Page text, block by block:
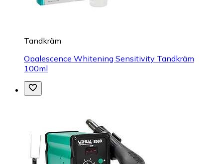
Tandkräm
Opalescence Whitening Sensitivity Tandkräm
100ml